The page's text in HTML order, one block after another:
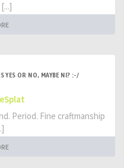
YES OR NO, MAYBE NI? :-/
Period. Fine craftmanship